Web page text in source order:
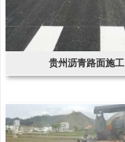
贵州沥青路面施工